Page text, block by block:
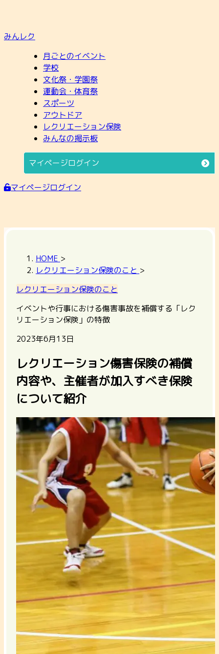
みんレク
月ごとのイベント
学校
文化祭・学園祭
運動会・体育祭
スポーツ
アウトドア
レクリエーション保険
みんなの掲示板
マイページログイン
マイページログイン
HOME >
レクリエーション保険のこと >
レクリエーション保険のこと
イベントや行事における傷害事故を補償する「レク
リエーション保険」の特徴
2023年6月13日
レクリエーション傷害保険の補償
内容や、主催者が加入すべき保険
について紹介